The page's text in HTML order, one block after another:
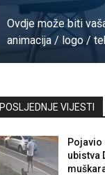
Ovdje može biti
animacija / logo /
POSLJEDNJE VIJESTI
Pojavio
ubistva